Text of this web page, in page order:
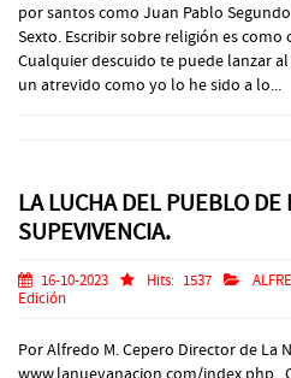
por santos como Juan Pablo
Sexto. Escribir sobre religión es
Cualquier descuido te puede lanzar
un atrevido como yo lo he sido a lo...
LA LUCHA DEL PUEBLO DE
SUPEVIVENCIA.
16-10-2023 Hits: 1537
Edición
Por Alfredo M. Cepero Director de La
www.lanuevanacion.com/index.php